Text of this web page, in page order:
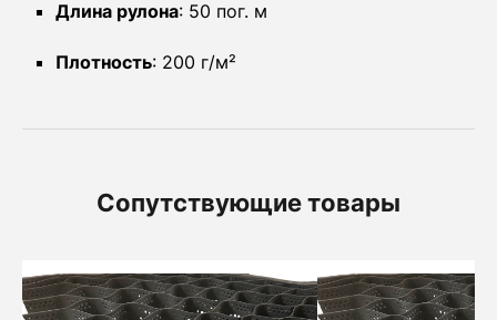
Длина рулона: 50 пог. м
Плотность: 200 г/м²
Сопутствующие товары